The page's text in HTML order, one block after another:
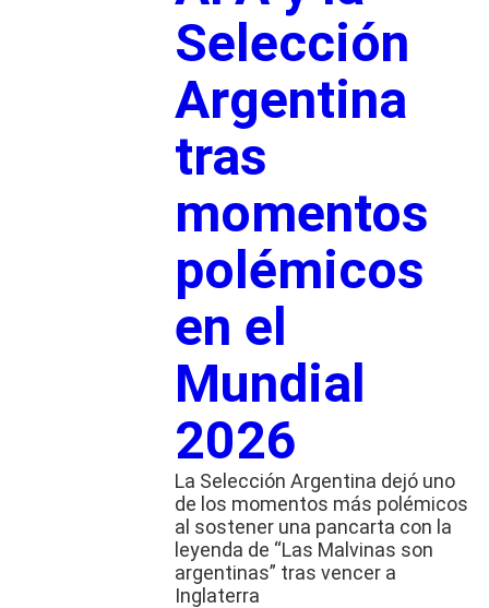
Selección
Argentina
tras
momentos
polémicos
en el
Mundial
2026
La Selección Argentina dejó uno
de los momentos más polémicos
al sostener una pancarta con la
leyenda de “Las Malvinas son
argentinas” tras vencer a
Inglaterra